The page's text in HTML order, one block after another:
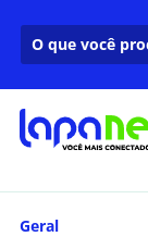
Geral